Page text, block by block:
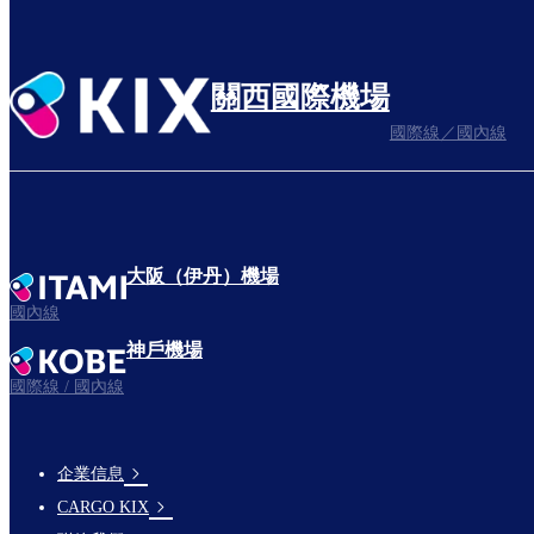
關西國際機場
國際線／國內線
大阪（伊丹）機場
國內線
神戶機場
國際線 / 國內線
footer-
企業信息
CARGO KIX